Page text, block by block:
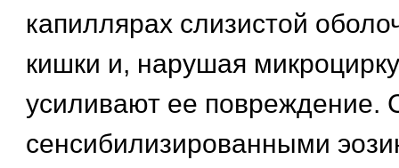
капиллярах слизистой
кишки и, нарушая
усиливают ее повреждение.
сенсибилизированными